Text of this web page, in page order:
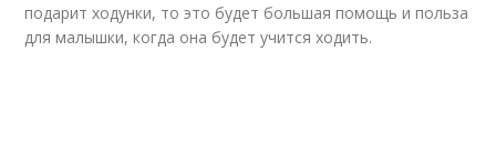
подарит ходунки, то это будет большая помощь и польза
для малышки, когда она будет учится ходить.